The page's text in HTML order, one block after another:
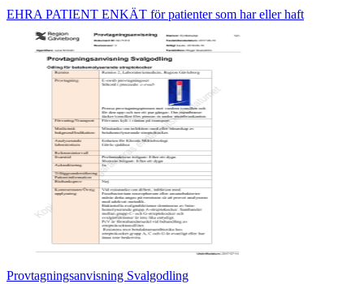
EHRA PATIENT ENKÄT för patienter som har eller haft
Provtagningsanvisning Svalgodling